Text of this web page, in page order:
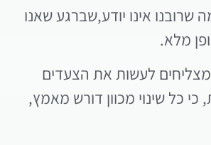
אינו יודע,שברגע שאנו
מלא.
לעשות את הצעדים
כל שינוי מכוון דורש מאמץ,